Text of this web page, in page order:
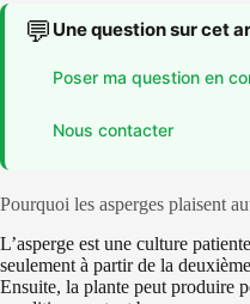
💬 Une question sur cet
Poser ma question en
Nous contacter
Pourquoi les asperges plaisent
L’asperge est une culture
seulement à partir de la
Ensuite, la plante peut produire